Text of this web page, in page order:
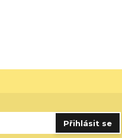
Přihlásit se